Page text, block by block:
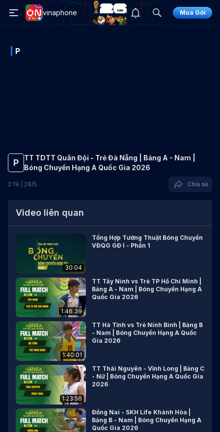
vinaphone Mua Gói
P
P
TT TDTT Quân Đội - Trẻ Đà Nẵng | Bảng A - Nam |
Bóng Chuyền Hạng A Quốc Gia 2026
2:19 28/5 Chia sẻ
Video liên quan
30:04
Tổng Hợp Tường Thuật Bóng Chuyền
VĐQG GĐ I - Phần 1
1:46:39
TT Tây Ninh vs Trẻ TP Hồ Chí Minh |
Bảng A - Nam | Bóng Chuyền Hạng A
Quốc Gia 2026
1:40:01
TT Hà Tĩnh vs Trẻ Ninh Bình | Bảng B
- Nam | Bóng Chuyền Hạng A Quốc
Gia 2026
1:23:56
TT Thái Nguyên - Vĩnh Long | Bảng C
- Nữ | Bóng Chuyền Hạng A Quốc Gia
2026
Đồng Nai - SKH Life Khánh Hòa |
Bảng B - Nam | Bóng Chuyền Hạng A
Quốc Gia 2026